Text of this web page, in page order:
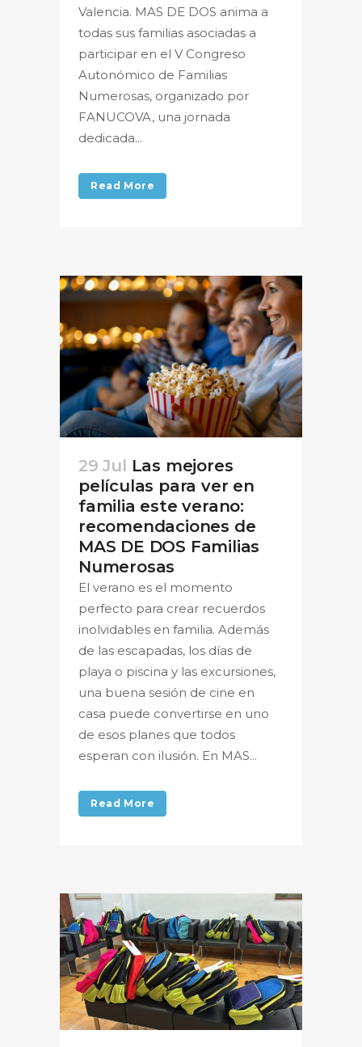
Valencia. MAS DE DOS anima a
todas sus familias asociadas a
participar en el V Congreso
Autonómico de Familias
Numerosas, organizado por
FANUCOVA, una jornada
dedicada...
Read More
29 Jul
Las mejores
películas para ver en
familia este verano:
recomendaciones de
MAS DE DOS Familias
Numerosas
El verano es el momento
perfecto para crear recuerdos
inolvidables en familia. Además
de las escapadas, los días de
playa o piscina y las excursiones,
una buena sesión de cine en
casa puede convertirse en uno
de esos planes que todos
esperan con ilusión. En MAS...
Read More